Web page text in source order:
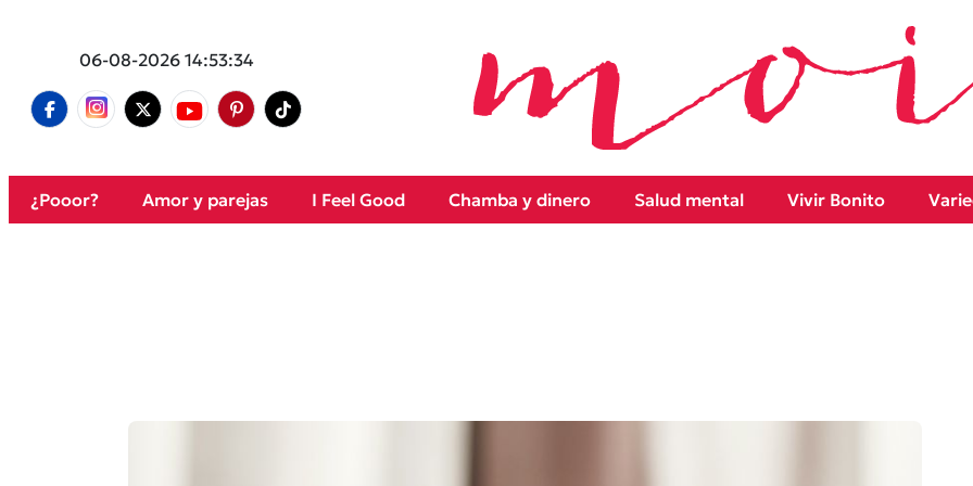
06-08-2026 14:53:34
¿Pooor? Amor y parejas I Feel Good Chamba y dinero Salud mental Vivir Bonito